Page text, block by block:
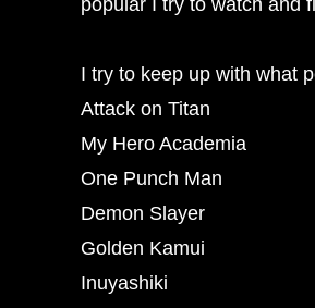
I try to keep up with what
Attack on Titan
My Hero Academia
One Punch Man
Demon Slayer
Golden Kamui
Inuyashiki